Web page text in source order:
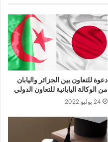
دعوة للتعاون بين الجزائر واليابان
من الوكالة اليابانية للتعاون الدولي
24 يوليو 2022